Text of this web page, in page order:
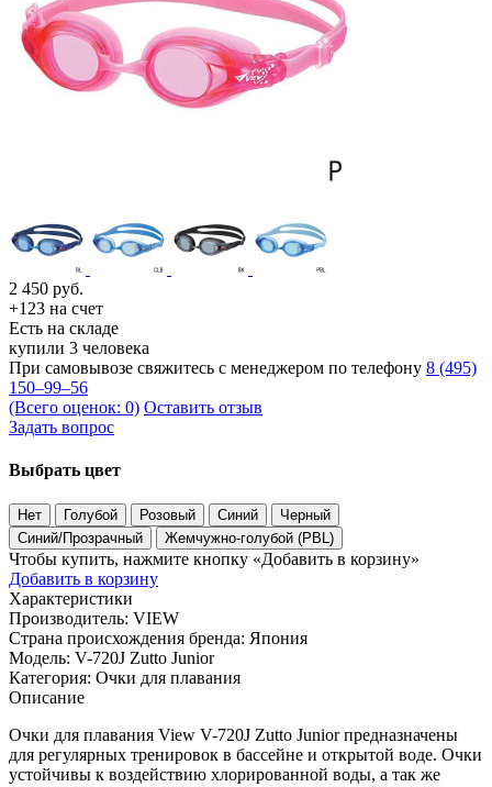
2 450 руб.
+123 на счет
Есть на складе
купили 3 человека
При самовывозе свяжитесь с менеджером по телефону 8 (495)
150–99–56
(Всего оценок: 0) Оставить отзыв
Задать вопрос
Выбрать цвет
Нет Голубой Розовый Синий
Черный
Синий/Прозрачный
Жемчужно-голубой (PBL)
Чтобы купить, нажмите кнопку «Добавить в корзину»
Добавить в корзину
Характеристики
Производитель: VIEW
Страна происхождения бренда: Япония
Модель: V-720J Zutto Junior
Категория: Очки для плавания
Описание
Очки для плавания View V-720J Zutto Junior предназначены
для регулярных тренировок в бассейне и открытой воде. Очки
устойчивы к воздействию хлорированной воды, а так же